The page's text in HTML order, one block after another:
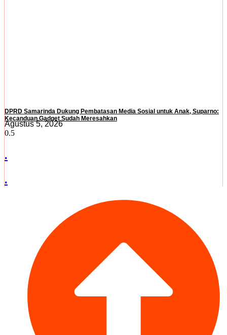
DPRD Samarinda Dukung Pembatasan Media Sosial untuk Anak, Suparno:
Kecanduan Gadget Sudah Meresahkan
Agustus 5, 2026
.
.